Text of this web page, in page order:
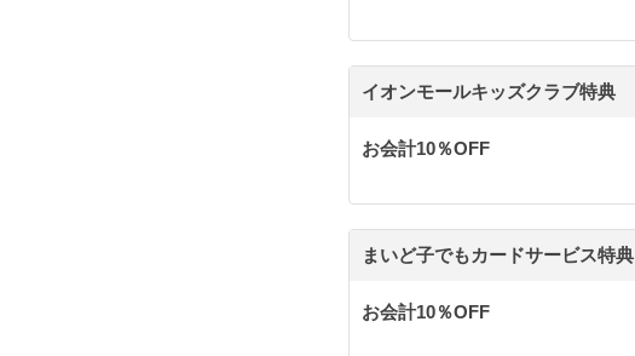
イオンモールキッズクラブ特典
お会計10％OFF
まいど子でもカードサービス特典
お会計10％OFF